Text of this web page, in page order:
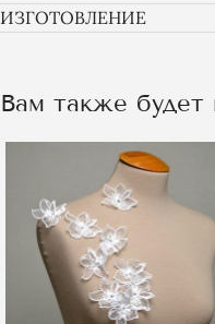
ИЗГОТОВЛЕНИЕ
Вам также будет